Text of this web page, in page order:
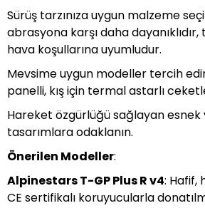
Sürüş tarzınıza uygun malzeme
abrasyona karşı daha
hava koşullarına uyumludur.
Mevsime uygun modeller tercih
panelli, kış için termal astarlı
Hareket özgürlüğü sağlayan
tasarımlara odaklanın.
Önerilen Modeller:
Alpinestars T-GP Plus R v4: Hafif,
CE sertifikalı koruyucularla